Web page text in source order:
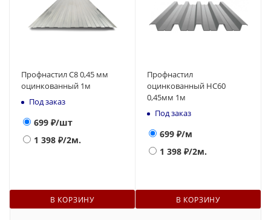
Профнастил С8 0,45 мм
оцинкованный 1м
Под заказ
699 ₽/шт
1 398 ₽/2м.
В КОРЗИНУ
Профнастил
оцинкованный НС60
0,45мм 1м
Под заказ
699 ₽/м
1 398 ₽/2м.
В КОРЗИНУ